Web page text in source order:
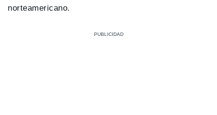
norteamericano.